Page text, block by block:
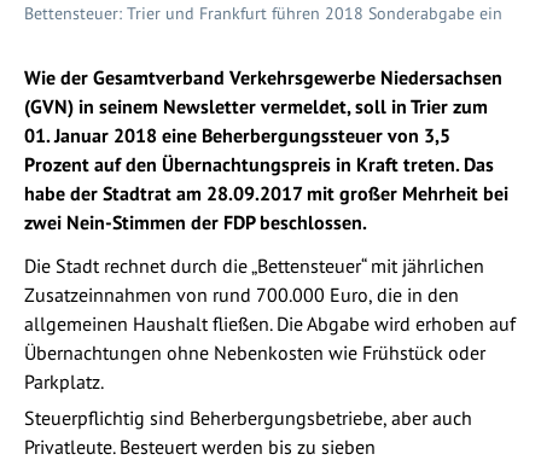
Bettensteuer: Trier und Frankfurt führen 2018 Sonderabgabe ein
Wie der Gesamtverband Verkehrsgewerbe Niedersachsen
(GVN) in seinem Newsletter vermeldet, soll in Trier zum
01. Januar 2018 eine Beherbergungssteuer von 3,5
Prozent auf den Übernachtungspreis in Kraft treten. Das
habe der Stadtrat am 28.09.2017 mit großer Mehrheit bei
zwei Nein-Stimmen der FDP beschlossen.
Die Stadt rechnet durch die „Bettensteuer“ mit jährlichen
Zusatzeinnahmen von rund 700.000 Euro, die in den
allgemeinen Haushalt fließen. Die Abgabe wird erhoben auf
Übernachtungen ohne Nebenkosten wie Frühstück oder
Parkplatz.
Steuerpflichtig sind Beherbergungsbetriebe, aber auch
Privatleute. Besteuert werden bis zu sieben